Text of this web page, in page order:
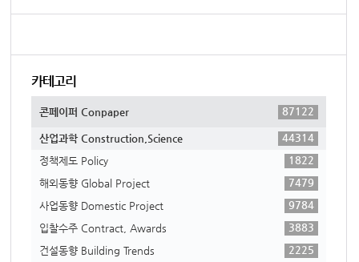
카테고리
콘페이퍼 Conpaper 87122
산업과학 Construction,Science
44314
정책제도 Policy
1822
해외동향 Global Project
7479
사업동향 Domestic Project
9784
입찰수주 Contract, Awards
3883
건설동향 Building Trends
2225